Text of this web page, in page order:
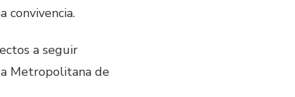
convivencia.
a seguir
Metropolitana de